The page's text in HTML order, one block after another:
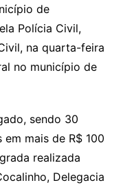
dI
n
Cl
a
s
o
o
m
g
ede
Polícia Civil,
na quarta-feira
no município de
sendo 30
mais de R$ 100
realizada
Delegacia